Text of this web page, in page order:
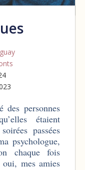
des personnes
étaient
passées
psychologue,
chaque fois
oui, mes amies